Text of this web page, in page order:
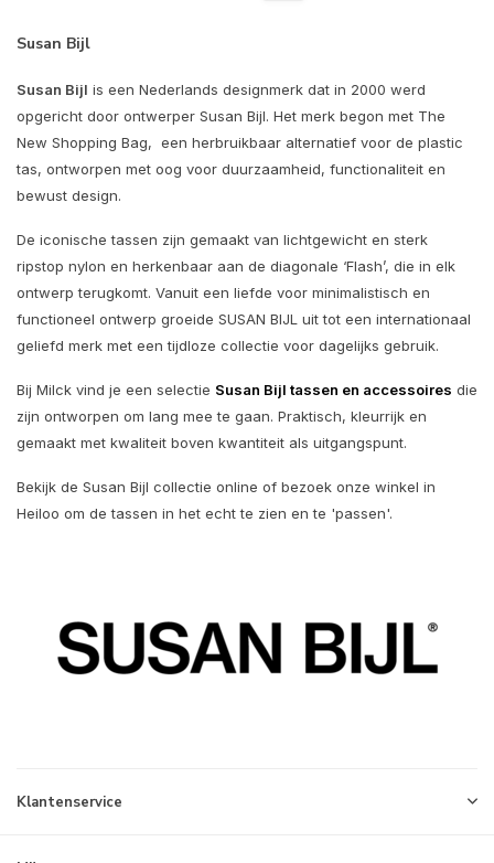
Susan Bijl
Susan Bijl is een Nederlands designmerk dat in 2000 werd
opgericht door ontwerper Susan Bijl. Het merk begon met The
New Shopping Bag, een herbruikbaar alternatief voor de plastic
tas, ontworpen met oog voor duurzaamheid, functionaliteit en
bewust design.
De iconische tassen zijn gemaakt van lichtgewicht en sterk
ripstop nylon en herkenbaar aan de diagonale ‘Flash’, die in elk
ontwerp terugkomt. Vanuit een liefde voor minimalistisch en
functioneel ontwerp groeide SUSAN BIJL uit tot een internationaal
geliefd merk met een tijdloze collectie voor dagelijks gebruik.
Bij Milck vind je een selectie Susan Bijl tassen en accessoires die
zijn ontworpen om lang mee te gaan. Praktisch, kleurrijk en
gemaakt met kwaliteit boven kwantiteit als uitgangspunt.
Bekijk de Susan Bijl collectie online of bezoek onze winkel in
Heiloo om de tassen in het echt te zien en te 'passen'.
Klantenservice